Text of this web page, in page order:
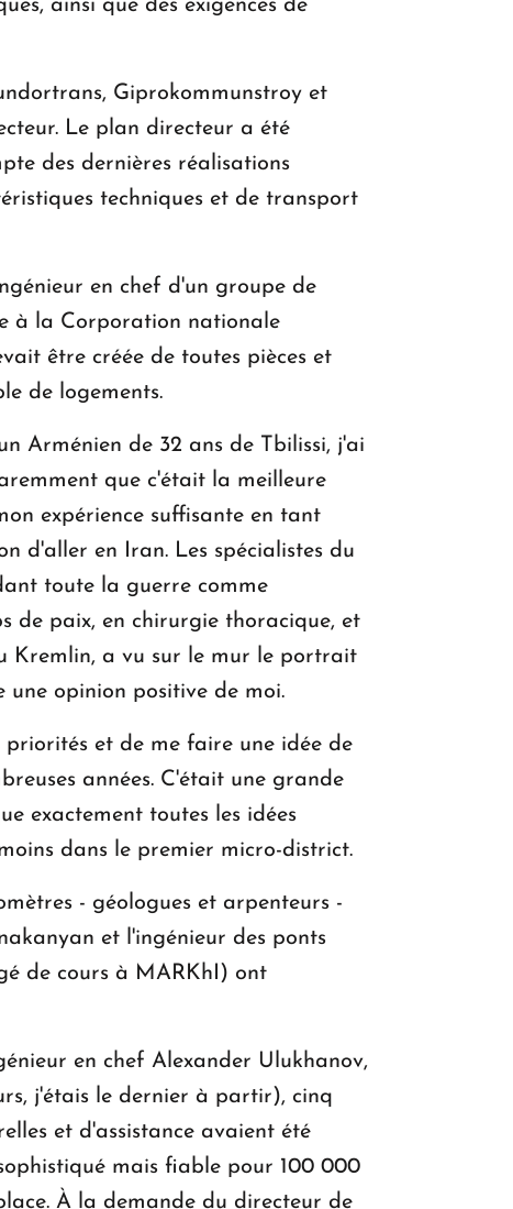
ainsi que des exigences de
Giprokommunstroy et
Le plan directeur a été
des dernières réalisations
techniques et de transport
en chef d'un groupe de
à la Corporation nationale
être créée de toutes pièces et
de logements.
Arménien de 32 ans de Tbilissi, j'ai
que c'était la meilleure
expérience suffisante en tant
d'aller en Iran. Les spécialistes du
toute la guerre comme
de paix, en chirurgie thoracique, et
Kremlin, a vu sur le mur le portrait
opinion positive de moi.
et de me faire une idée de
années. C'était une grande
exactement toutes les idées
dans le premier micro-district.
- géologues et arpenteurs -
et l'ingénieur des ponts
de cours à MARKhI) ont
en chef Alexander Ulukhanov,
j'étais le dernier à partir), cinq
et d'assistance avaient été
mais fiable pour 100 000
À la demande du directeur de